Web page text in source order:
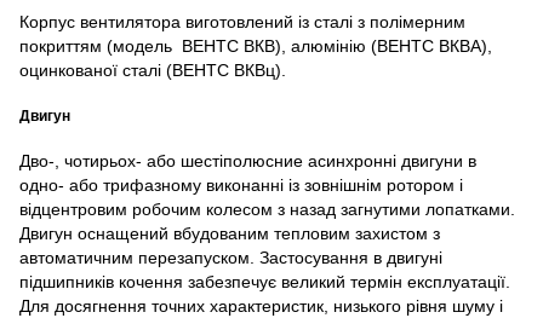
Корпус вентилятора виготовлений із сталі з полімерним
покриттям (модель ВЕНТС ВКВ), алюмінію (ВЕНТС ВКВА),
оцинкованої сталі (ВЕНТС ВКВц).
Двигун
Дво-, чотирьох- або шестіполюсние асинхронні двигуни в
одно- або трифазному виконанні із зовнішнім ротором і
відцентровим робочим колесом з назад загнутими лопатками.
Двигун оснащений вбудованим тепловим захистом з
автоматичним перезапуском. Застосування в двигуні
підшипників кочення забезпечує великий термін експлуатації.
Для досягнення точних характеристик, низького рівня шуму і